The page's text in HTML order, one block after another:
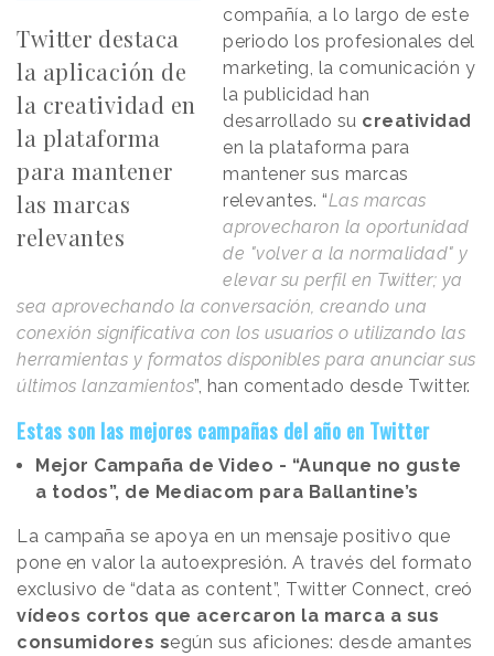
Twitter destaca
la aplicación de
la creatividad en
la plataforma
para mantener
las marcas
relevantes
compañía, a lo largo de este
periodo los profesionales del
marketing, la comunicación y
la publicidad han
desarrollado su creatividad
en la plataforma para
mantener sus marcas
relevantes. “Las marcas
aprovecharon la oportunidad
de "volver a la normalidad" y
elevar su perfil en Twitter; ya
sea aprovechando la conversación, creando una
conexión significativa con los usuarios o utilizando las
herramientas y formatos disponibles para anunciar sus
últimos lanzamientos”, han comentado desde Twitter.
Estas son las mejores campañas del año en Twitter
Mejor Campaña de Video - “Aunque no guste
a todos”, de Mediacom para Ballantine’s
La campaña se apoya en un mensaje positivo que
pone en valor la autoexpresión. A través del formato
exclusivo de “data as content”, Twitter Connect, creó
vídeos cortos que acercaron la marca a sus
consumidores según sus aficiones: desde amantes